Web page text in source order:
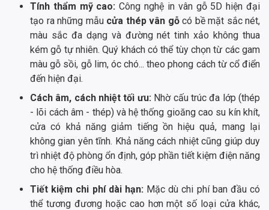
Tính thẩm mỹ cao: Công nghệ in vân gỗ 5D hiện đại
tạo ra những mẫucửa thép vân gỗ có bề mặt sắc nét,
màu sắc đa dạng và đường nét tinh xảo không thua
kém gỗ tự nhiên. Quý khách có thể tùy chọn từ các gam
màu gỗ sồi, gỗ lim, óc chó... theo phong cách từ cổ điển
đến hiện đại.
Cách âm, cách nhiệt tối ưu:Nhờ cấu trúc đa lớp (thép
- lõi cách âm - thép) và hệ thống gioăng cao su kín khít,
cửa có khả năng giảm tiếng ồn hiệu quả, mang lại
không gian yên tĩnh. Khả năng cách nhiệt cũng giúp duy
trì nhiệt độ phòng ổn định, góp phần tiết kiệm điện năng
cho hệ thống điều hòa.
Tiết kiệm chi phí dài hạn:Mặc dù chi phí ban đầu có
thể tương đương hoặc cao hơn một số loại cửa khác,